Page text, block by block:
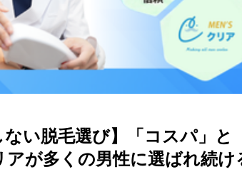
ない脱毛選び】「コスパ」と
アが多くの男性に選ばれ続け